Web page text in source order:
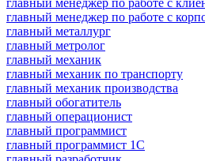
главный менеджер по работе с
главный металлург
главный метролог
главный механик
главный механик по транспорту
главный механик производства
главный обогатитель
главный операционист
главный программист
главный программист 1С